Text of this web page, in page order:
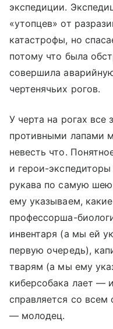
экспедиции.
«утопцев» от
катастрофы, но
потому что была
совершила
чертенячьих рогов.
У черта на рогах все
противными лапами
невесть что.
и герои-экспедиторы
рукава по самую
ему указываем,
профессорша-
инвентаря (а мы ей
первую очередь),
тварям (а мы ему
киберсобака лает —
справляется со всем
— молодец.